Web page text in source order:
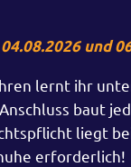
und
lernt ihr
baut
liegt
erforderlich!